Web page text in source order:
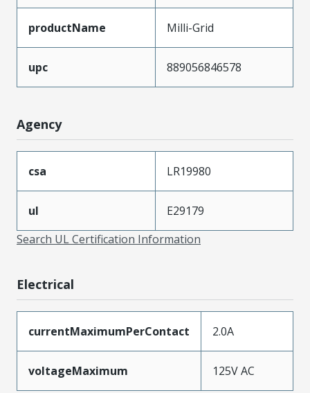
productName Milli-Grid
upc 889056846578
Agency
csa LR19980
ul
E29179
Search UL Certification Information
Electrical
currentMaximumPerContact 2.0A
voltageMaximum 125V AC